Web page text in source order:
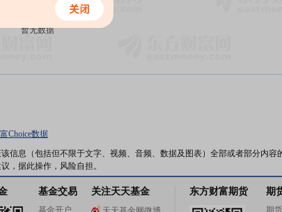
暂无数据
Choice数据
信息（包括但不限于文字、视频、音频、数据及图表）全部或者部分内容
，据此操作，风险自担。
基金交易
基金开户
关注天天基金 东方财富期货 期
期